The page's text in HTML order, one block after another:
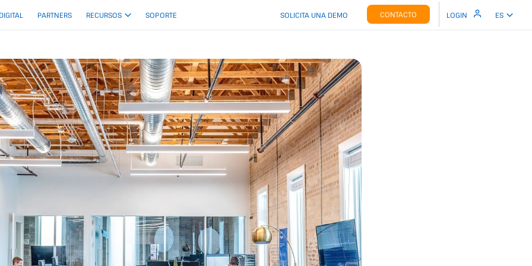
PARTNERS RECURSOS SOPORTE SOLICITA UNA DEMO CONTACTO LOGIN ES